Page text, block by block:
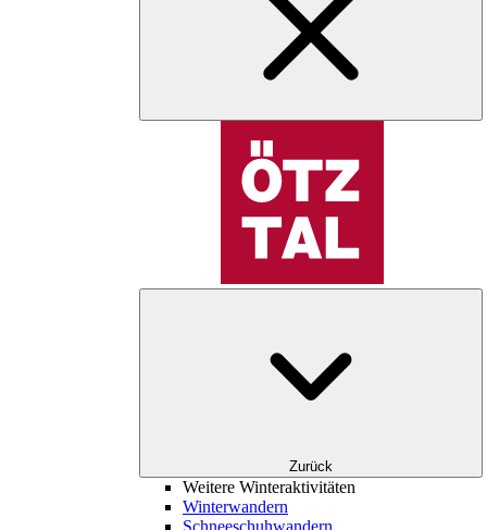
Zurück
Weitere Winteraktivitäten
Winterwandern
Schneeschuhwandern